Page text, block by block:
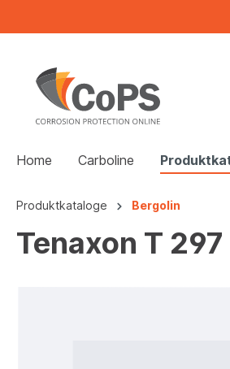
Home Carboline
Produktkataloge Bergolin
Tenaxon T 297